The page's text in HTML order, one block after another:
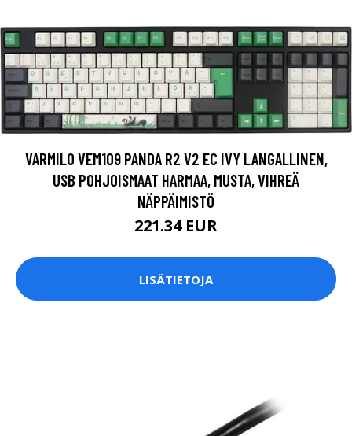
VARMILO VEM109 PANDA R2 V2 EC IVY LANGALLINEN,
USB POHJOISMAAT HARMAA, MUSTA, VIHREÄ
NÄPPÄIMISTÖ
221.34 EUR
LISÄTIETOJA